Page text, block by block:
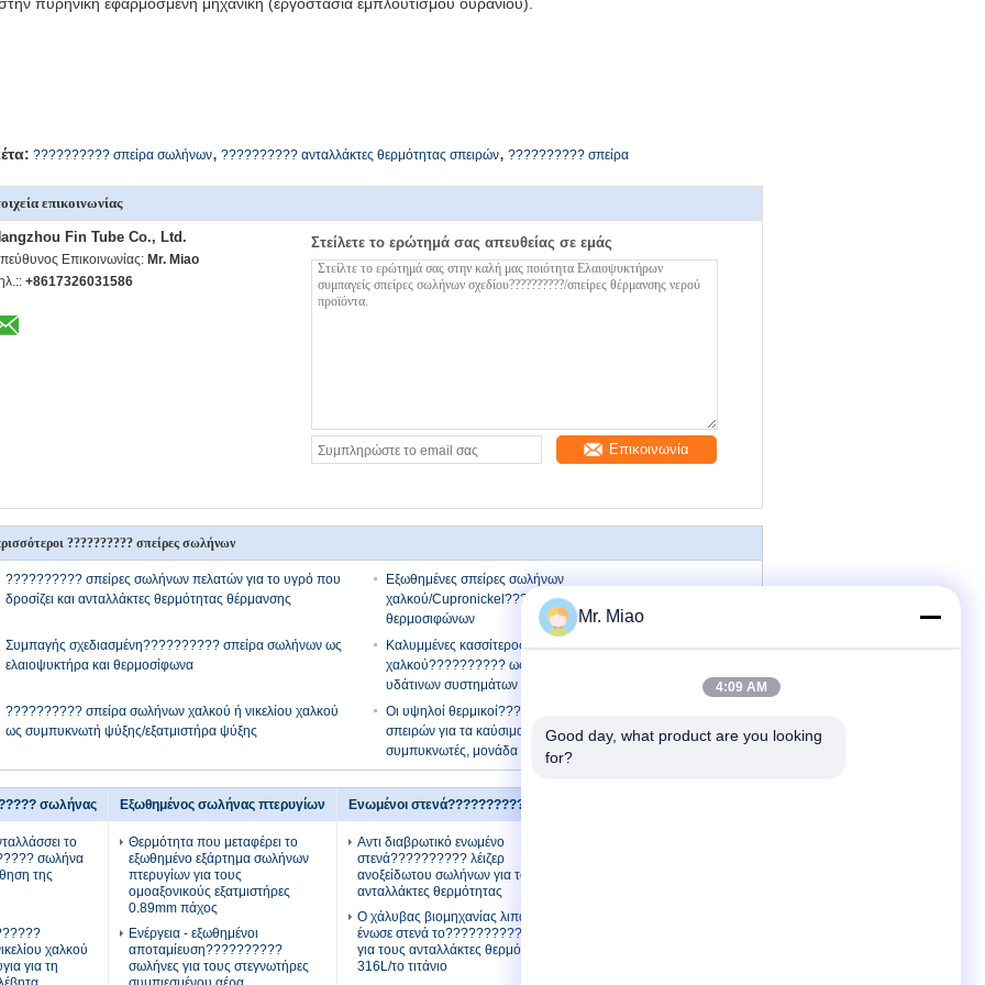
?????????? σπείρα σωλήνων, ?????????? ανταλλάκτες θερμότητας σπειρών, ?????????? σπείρα
επικοινωνίας
Fin Tube Co., Ltd.
Επικοινωνίας: Mr. Miao
+8617326031586
Στείλετε το ερώτημά σας απευθείας σε εμάς
Επικοινωνία
?????????? σπείρες σωλήνων
?????????? σπείρες σωλήνων πελατών για το υγρό που
δροσίζει και ανταλλάκτες θερμότητας θέρμανσης
Εξωθημένες σπείρες σωλήνων
χαλκού/Cupronickel?????????? για το λέβητα
θερμοσιφώνων
Συμπαγής σχεδιασμένη?????????? σπείρα σωλήνων ως
ελαιοψυκτήρα και θερμοσίφωνα
Καλυμμένες κασσίτερος επιφάνειας σπείρες σωλήνων
χαλκού?????????? ως θερμάστρα στην κατανάλωση των
υδάτινων συστημάτων
?????????? σπείρα σωλήνων χαλκού ή νικελίου χαλκού
ως συμπυκνωτή ψύξης/εξατμιστήρα ψύξης
Οι υψηλοί θερμικοί?????????? ανταλλάκτες θερμότητας
σπειρών για τα καύσιμα δηλητηριάζουν με αέρια τους
συμπυκνωτές, μονάδα σπειρών ανεμιστήρων
σωλήνας
το
σωλήνα
της
χαλκού
για τη
Εξωθημένος σωλήνας πτερυγίων
Θερμότητα που μεταφέρει το
εξωθημένο εξάρτημα σωλήνων
πτερυγίων για τους
ομοαξονικούς εξατμιστήρες
0.89mm πάχος
Ενέργεια - εξωθημένοι
αποταμίευση??????????
σωλήνες για τους στεγνωτήρες
Ενωμένοι στενά?????????? σωλήνες
Αντι διαβρωτικό ενωμένο
στενά?????????? λέιζερ
ανοξείδωτου σωλήνων για τους
ανταλλάκτες θερμότητας
Ο χάλυβας βιομηχανίας λιπάσματος
ένωσε στενά το?????????? σωλήνα
για τους ανταλλάκτες θερμότητας με
316L/το τιτάνιο
Mr. Miao
4:09 AM
Good day, what product are you looking
for?